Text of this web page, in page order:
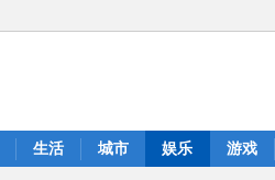
生活 城市 娱乐 游戏